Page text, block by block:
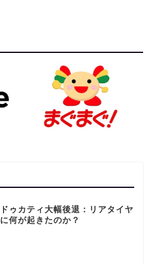
ドゥカティ大幅後退：リアタイヤ
に何が起きたのか？